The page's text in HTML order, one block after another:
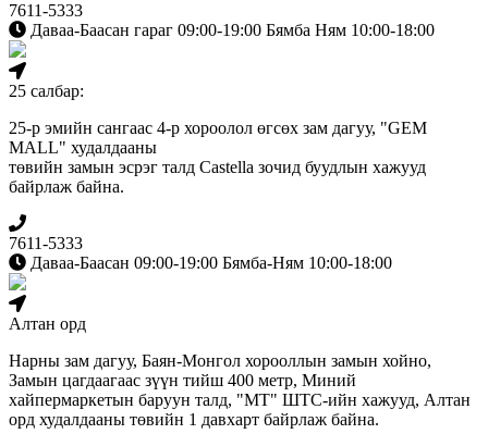
7611-5333
Даваа-Баасан гараг 09:00-19:00 Бямба Ням 10:00-18:00
25 салбар:
25-р эмийн сангаас 4-р хороолол өгсөх зам дагуу, "GEM
MALL" худалдааны
төвийн замын эсрэг талд Сastella зочид буудлын хажууд
байрлаж байна.
7611-5333
Даваа-Баасан 09:00-19:00 Бямба-Ням 10:00-18:00
Алтан орд
Нарны зам дагуу, Баян-Монгол хорооллын замын хойно,
Замын цагдаагаас зүүн тийш 400 метр, Миний
хайпермаркетын баруун талд, "МТ" ШТС-ийн хажууд, Алтан
орд худалдааны төвийн 1 давхарт байрлаж байна.